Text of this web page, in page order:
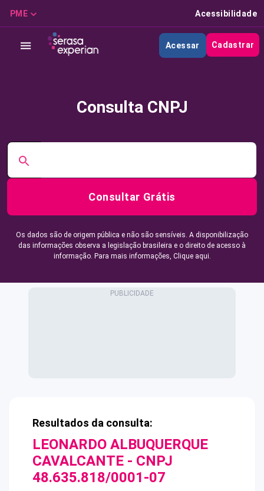
PME Acessibilidade
Acessar Cadastrar
Consulta CNPJ
Consultar Grátis
Os dados são de origem pública e não são sensíveis. A disponibilização
das informações observa a legislação brasileira e o direito de acesso à
informação. Para mais informações, Clique aqui.
Resultados da consulta:
LEONARDO ALBUQUERQUE
CAVALCANTE - CNPJ
48.635.818/0001-07